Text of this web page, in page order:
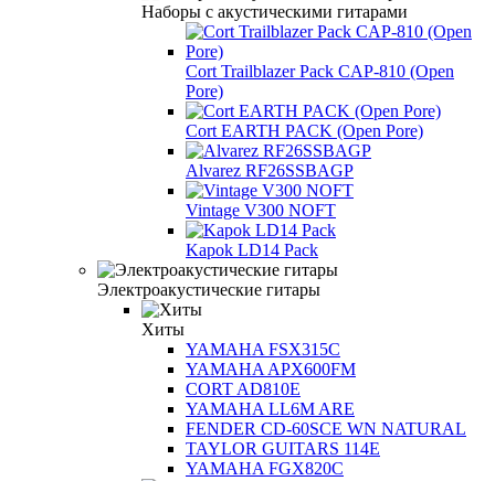
Наборы с акустическими гитарами
Cort Trailblazer Pack CAP-810 (Open
Pore)
Cort EARTH PACK (Open Pore)
Alvarez RF26SSBAGP
Vintage V300 NOFT
Kapok LD14 Pack
Электроакустические гитары
Хиты
YAMAHA FSX315C
YAMAHA APX600FM
CORT AD810E
YAMAHA LL6M ARE
FENDER CD-60SCE WN NATURAL
TAYLOR GUITARS 114E
YAMAHA FGX820C